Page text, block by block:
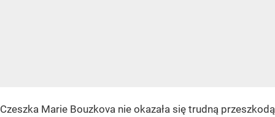
Czeszka Marie Bouzkova nie okazała się trudną przeszkodą